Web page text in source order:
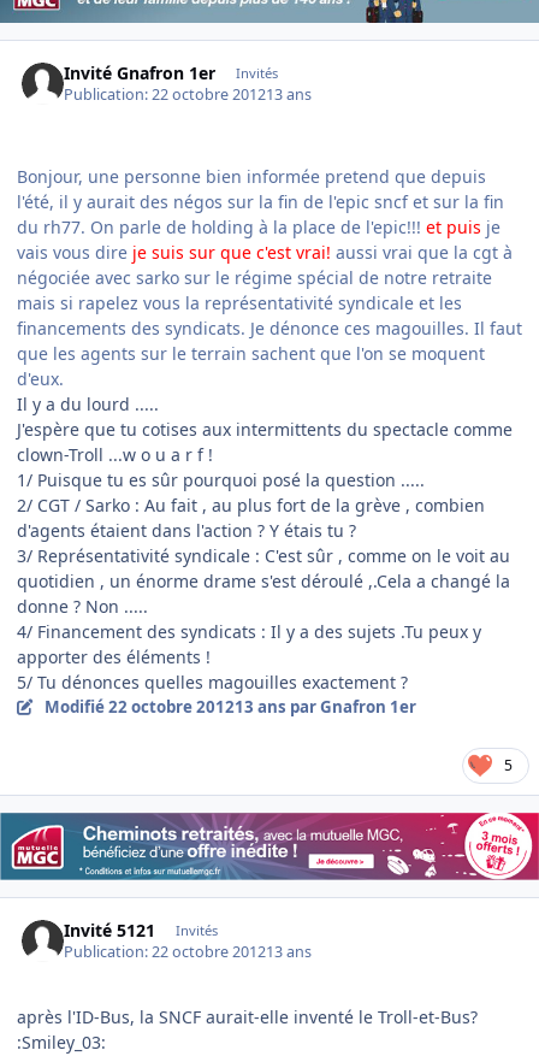
Invité Gnafron 1er Invités
Publication:22 octobre 201213 ans
Bonjour, une personne bien informée pretend que depuis
l'été, il y aurait des négos sur la fin de l'epic sncf et sur la fin
du rh77. On parle de holding à la place de l'epic!!! et puis je
vais vous dire je suis sur que c'est vrai! aussi vrai que la cgt à
négociée avec sarko sur le régime spécial de notre retraite
mais si rapelez vous la représentativité syndicale et les
financements des syndicats. Je dénonce ces magouilles. Il faut
que les agents sur le terrain sachent que l'on se moquent
d'eux.
Il y a du lourd .....
J'espère que tu cotises aux intermittents du spectacle comme
clown-Troll ...w o u a r f !
1/ Puisque tu es sûr pourquoi posé la question .....
2/ CGT / Sarko : Au fait , au plus fort de la grève , combien
d'agents étaient dans l'action ? Y étais tu ?
3/ Représentativité syndicale : C'est sûr , comme on le voit au
quotidien , un énorme drame s'est déroulé ,.Cela a changé la
donne ? Non .....
4/ Financement des syndicats : Il y a des sujets .Tu peux y
apporter des éléments !
5/ Tu dénonces quelles magouilles exactement ?
Modifié22 octobre 201213 ans par Gnafron 1er
5
Invité 5121 Invités
Publication:22 octobre 201213 ans
après l'ID-Bus, la SNCF aurait-elle inventé le Troll-et-Bus?
:Smiley_03: